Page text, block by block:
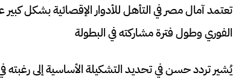
تعتمد آمال مصر في التأهل للأدوار الإقصائية بشكل كبير
الفوري وطول فترة مشاركته في البطولة
يُشير تردد حسن في تحديد التشكيلة الأساسية إلى